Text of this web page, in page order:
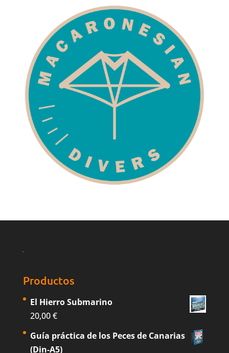
Productos
El Hierro Submarino
20,00€
Guía práctica de los Peces de Canarias
(Din-A5)